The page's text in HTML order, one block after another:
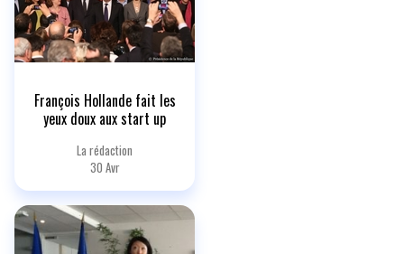
François Hollande fait les
yeux doux aux start up
La rédaction
30 Avr